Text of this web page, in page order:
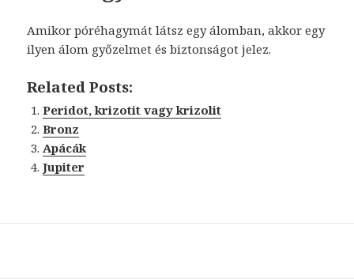
Amikor póréhagymát látsz egy álomban, akkor egy
ilyen álom győzelmet és biztonságot jelez.
Related Posts:
Peridot, krizotit vagy krizolit
Bronz
Apácák
Jupiter